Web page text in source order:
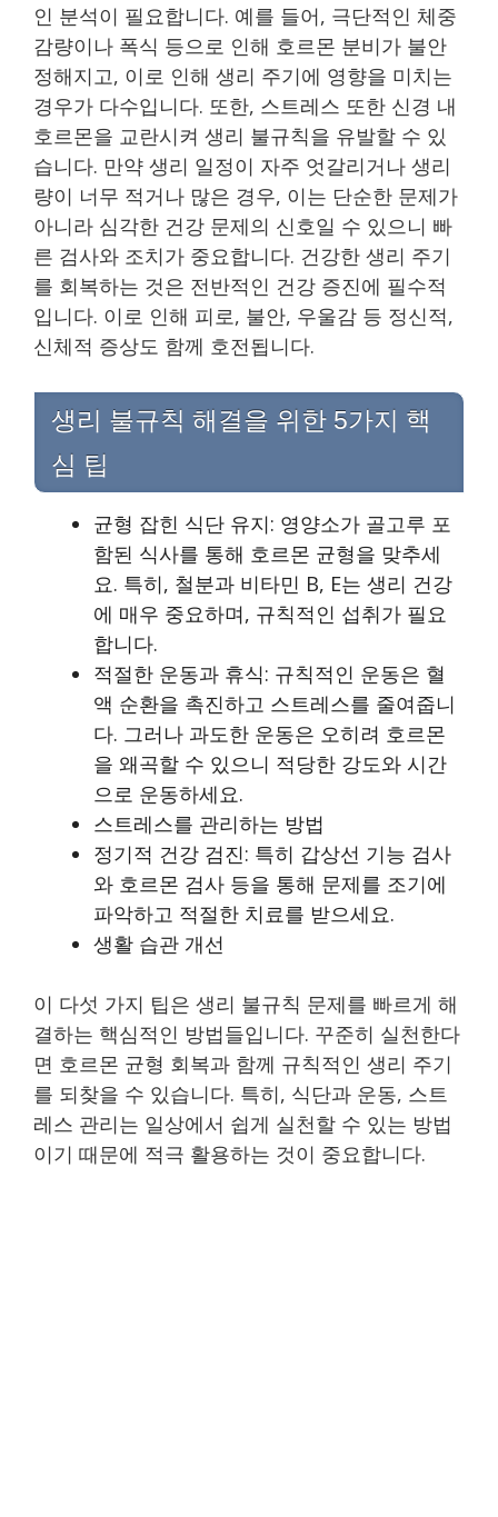
인 분석이 필요합니다. 예를 들어, 극단적인 체중
감량이나 폭식 등으로 인해 호르몬 분비가 불안
정해지고, 이로 인해 생리 주기에 영향을 미치는
경우가 다수입니다. 또한, 스트레스 또한 신경 내
호르몬을 교란시켜 생리 불규칙을 유발할 수 있
습니다. 만약 생리 일정이 자주 엇갈리거나 생리
량이 너무 적거나 많은 경우, 이는 단순한 문제가
아니라 심각한 건강 문제의 신호일 수 있으니 빠
른 검사와 조치가 중요합니다. 건강한 생리 주기
를 회복하는 것은 전반적인 건강 증진에 필수적
입니다. 이로 인해 피로, 불안, 우울감 등 정신적,
신체적 증상도 함께 호전됩니다.
생리 불규칙 해결을 위한 5가지 핵
심 팁
균형 잡힌 식단 유지: 영양소가 골고루 포
함된 식사를 통해 호르몬 균형을 맞추세
요. 특히, 철분과 비타민 B, E는 생리 건강
에 매우 중요하며, 규칙적인 섭취가 필요
합니다.
적절한 운동과 휴식: 규칙적인 운동은 혈
액 순환을 촉진하고 스트레스를 줄여줍니
다. 그러나 과도한 운동은 오히려 호르몬
을 왜곡할 수 있으니 적당한 강도와 시간
으로 운동하세요.
스트레스를 관리하는 방법
정기적 건강 검진: 특히 갑상선 기능 검사
와 호르몬 검사 등을 통해 문제를 조기에
파악하고 적절한 치료를 받으세요.
생활 습관 개선
이 다섯 가지 팁은 생리 불규칙 문제를 빠르게 해
결하는 핵심적인 방법들입니다. 꾸준히 실천한다
면 호르몬 균형 회복과 함께 규칙적인 생리 주기
를 되찾을 수 있습니다. 특히, 식단과 운동, 스트
레스 관리는 일상에서 쉽게 실천할 수 있는 방법
이기 때문에 적극 활용하는 것이 중요합니다.